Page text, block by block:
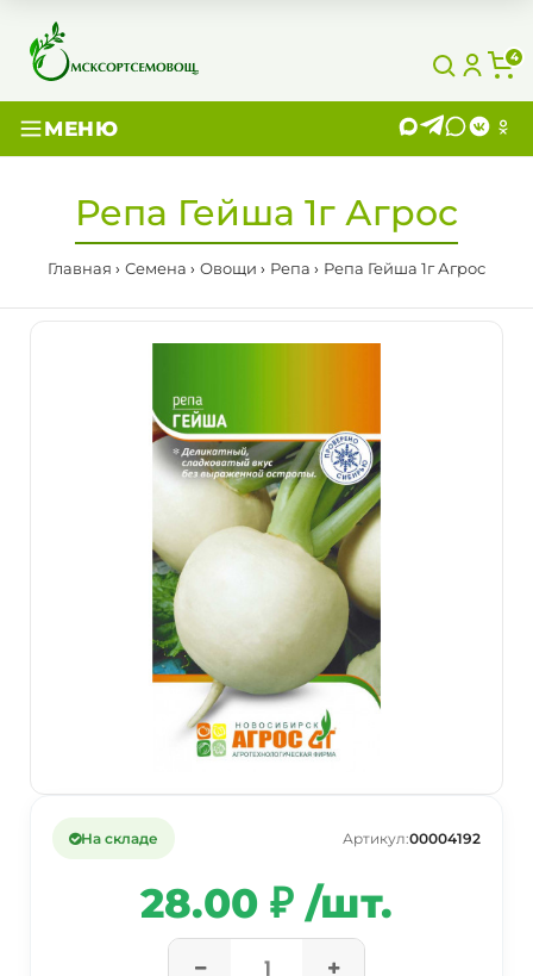
4
МЕНЮ
Репа Гейша 1г Агрос
Главная Семена Овощи Репа Репа Гейша 1г Агрос
На складе Артикул:00004192
28.00 ₽ /шт.